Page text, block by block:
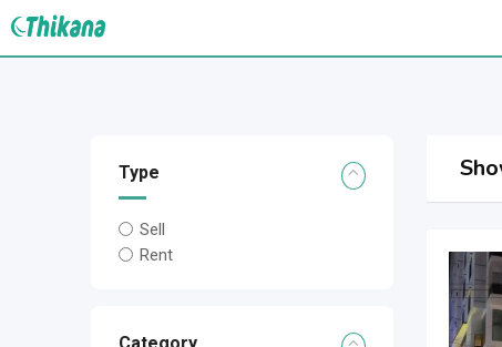
Skip
Type
Sell
Rent